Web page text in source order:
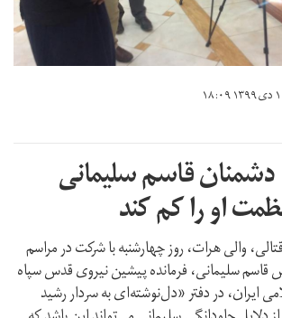
قاسم سلیمانی
او را کم کند
والی هرات، روز چهارشنبه با شرکت در مراسم
قاسم سلیمانی، فرمانده پیشین نیروی قدس سپاه
ایران، در دفتر «دل‌نوشته‌ای به سردار رشید